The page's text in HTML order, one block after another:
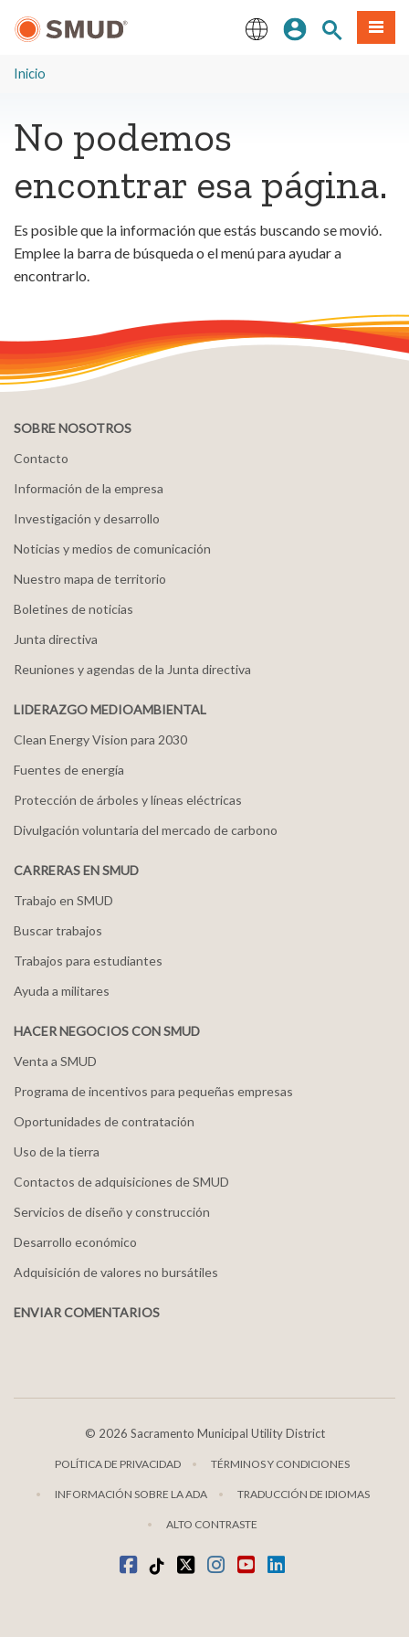
principal
Iniciar sesión
Buscar en
Menú
Inicio
No podemos
encontrar esa página.
Es posible que la información que estás buscando se movió.
Emplee la barra de búsqueda o el menú para ayudar a
encontrarlo.
SOBRE NOSOTROS
Contacto
Información de la empresa
Investigación y desarrollo
Noticias y medios de comunicación
Nuestro mapa de territorio
Boletines de noticias
Junta directiva
Reuniones y agendas de la Junta directiva
LIDERAZGO MEDIOAMBIENTAL
Clean Energy Vision para 2030
Fuentes de energía
Protección de árboles y líneas eléctricas
Divulgación voluntaria del mercado de carbono
CARRERAS EN SMUD
Trabajo en SMUD
Buscar trabajos
Trabajos para estudiantes
Ayuda a militares
HACER NEGOCIOS CON SMUD
Venta a SMUD
Programa de incentivos para pequeñas empresas
Oportunidades de contratación
Uso de la tierra
Contactos de adquisiciones de SMUD
Servicios de diseño y construcción
Desarrollo económico
Adquisición de valores no bursátiles
ENVIAR COMENTARIOS
© 2026 Sacramento Municipal Utility District
POLÍTICA DE PRIVACIDAD TÉRMINOS Y CONDICIONES
INFORMACIÓN SOBRE LA ADA TRADUCCIÓN DE IDIOMAS
ALTO CONTRASTE
Facebook
TikToktwitterInstagram
youtubeLinkedIn